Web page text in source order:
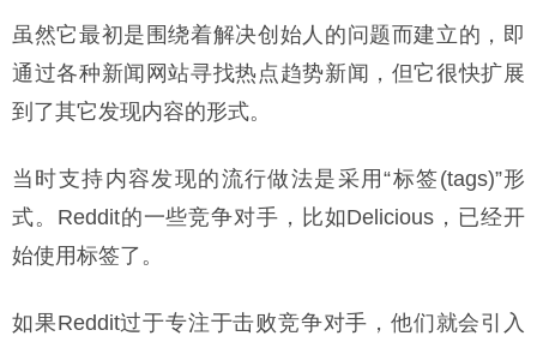
虽然它最初是围绕着解决创始人的问题而建立的，即
通过各种新闻网站寻找热点趋势新闻，但它很快扩展
到了其它发现内容的形式。
当时支持内容发现的流行做法是采用“标签(tags)”形
式。Reddit的一些竞争对手，比如Delicious，已经开
始使用标签了。
如果Reddit过于专注于击败竞争对手，他们就会引入